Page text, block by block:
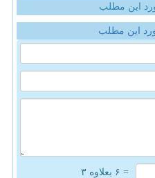
این مطلب
این مطلب
= ۶ بعلاوه ۳